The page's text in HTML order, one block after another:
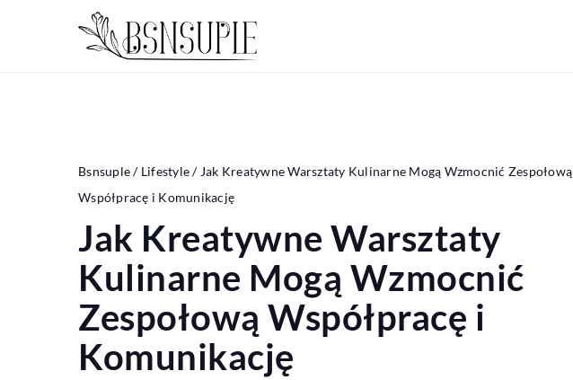
Bsnsuple/ Lifestyle/ Jak Kreatywne Warsztaty Kulinarne Mogą Wzmocnić Zespołową
Współpracę i Komunikację
Jak Kreatywne Warsztaty
Kulinarne Mogą Wzmocnić
Zespołową Współpracę i
Komunikację